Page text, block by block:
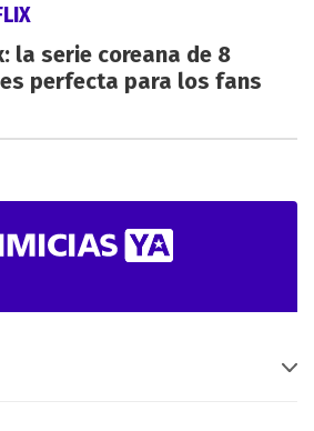
la serie coreana de 8
perfecta para los fans